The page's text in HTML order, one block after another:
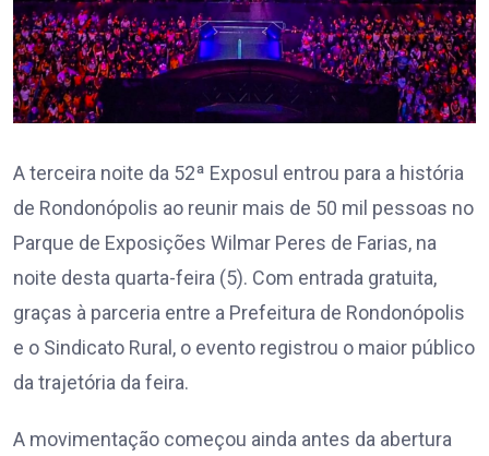
A terceira noite da 52ª Exposul entrou para a história
de Rondonópolis ao reunir mais de 50 mil pessoas no
Parque de Exposições Wilmar Peres de Farias, na
noite desta quarta-feira (5). Com entrada gratuita,
graças à parceria entre a Prefeitura de Rondonópolis
e o Sindicato Rural, o evento registrou o maior público
da trajetória da feira.
A movimentação começou ainda antes da abertura